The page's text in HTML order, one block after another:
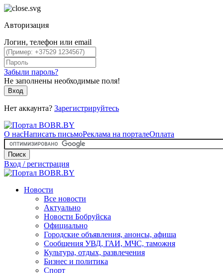
Авторизация
Логин, телефон или email
Забыли пароль?
Не заполнены необходимые поля!
Вход
Нет аккаунта? Зарегистрируйтесь
О насНаписать письмоРеклама на порталеОплата
Поиск
Вход / регистрация
Новости
Все новости
Актуально
Новости Бобруйска
Официально
Городские объявления, анонсы, афиша
Сообщения УВД, ГАИ, МЧС, таможня
Культура, отдых, развлечения
Бизнес и политика
Спорт